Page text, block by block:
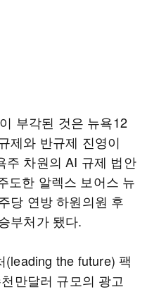
부각된 것은 뉴욕12
제와 반규제 진영이
주 차원의 AI 규제 법안
도한 알렉스 보어스 뉴
당 연방 하원의원 후
부처가 됐다.
(leading the future) 팩
만달러 규모의 광고